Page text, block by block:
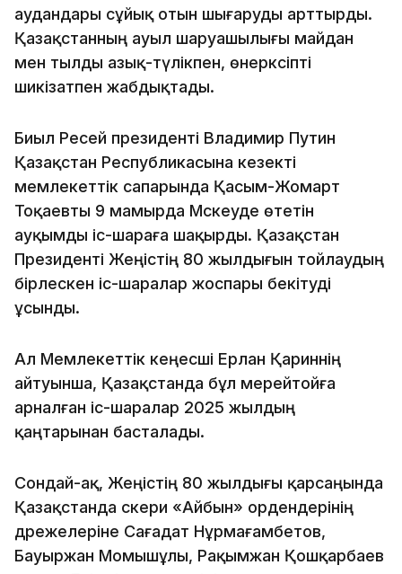
аудандары сұйық отын шығаруды арттырды.
Қазақстанның ауыл шаруашылығы майдан
мен тылды азық-түлікпен, өнеркәсіпті
шикізатпен жабдықтады.
Биыл Ресей президенті Владимир Путин
Қазақстан Республикасына кезекті
мемлекеттік сапарында Қасым-Жомарт
Тоқаевты 9 мамырда Мәскеуде өтетін
ауқымды іс-шараға шақырды. Қазақстан
Президенті Жеңістің 80 жылдығын тойлаудың
бірлескен іс-шаралар жоспары бекітуді
ұсынды.
Ал Мемлекеттік кеңесші Ерлан Қариннің
айтуынша, Қазақстанда бұл мерейтойға
арналған іс-шаралар 2025 жылдың
қаңтарынан басталады.
Сондай-ақ, Жеңістің 80 жылдығы қарсаңында
Қазақстанда әскери «Айбын» ордендерінің
дәрежелеріне Сағадат Нұрмағамбетов,
Бауыржан Момышұлы, Рақымжан Қошқарбаев